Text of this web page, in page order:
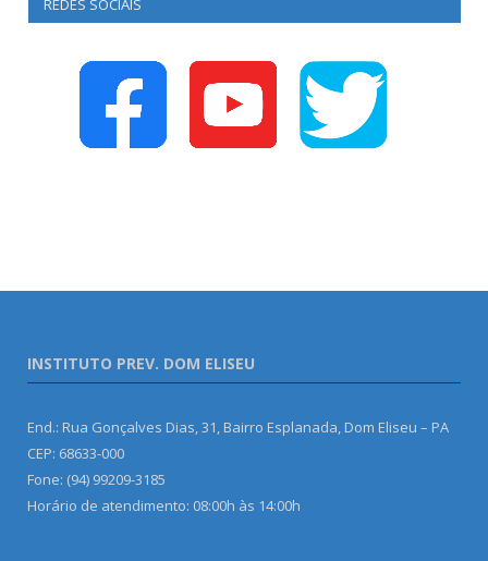
INSTITUTO PREV. DOM ELISEU
End.: Rua Gonçalves Dias, 31, Bairro Esplanada, Dom Eliseu – PA
CEP: 68633-000
Fone: (94) 99209-3185
Horário de atendimento: 08:00h às 14:00h